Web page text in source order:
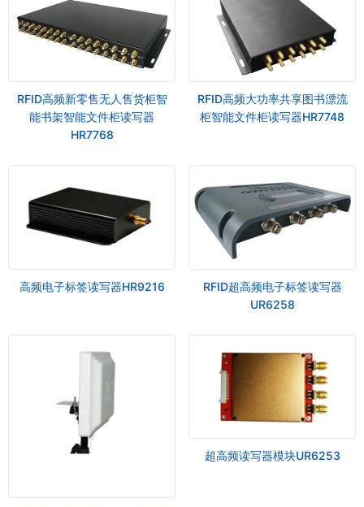
RFID高频新零售无人售货柜智
能书架智能文件柜读写器
HR7768
RFID高频大功率共享图书漂流
柜智能文件柜读写器HR7748
高频电子标签读写器HR9216
RFID超高频电子标签读写器
UR6258
超高频读写器模块UR6253